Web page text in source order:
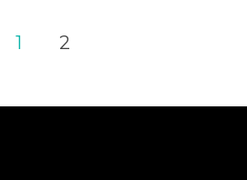
1 2